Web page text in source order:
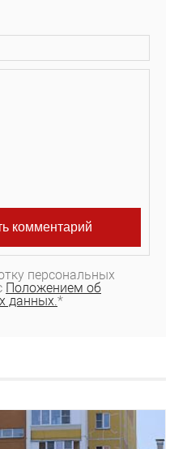
персональных
Положением об
данных.*